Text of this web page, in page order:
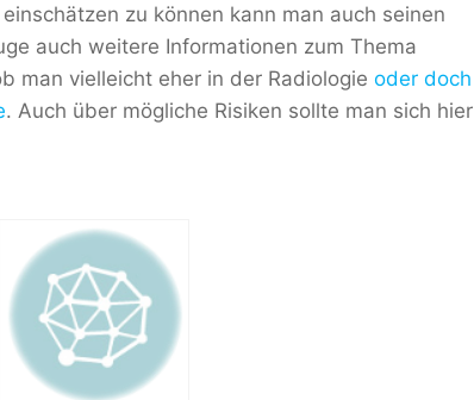
zu können kann man auch seinen
auch weitere Informationen zum Thema
man vielleicht eher in der Radiologieoder doch
. Auch über mögliche Risiken sollte man sich hier